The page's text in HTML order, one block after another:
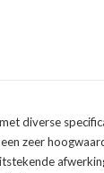
diverse
zeer